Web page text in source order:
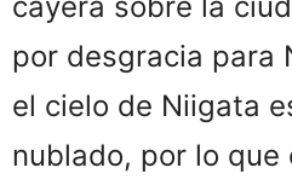
por desgracia para
el cielo de Niigata
nublado, por lo